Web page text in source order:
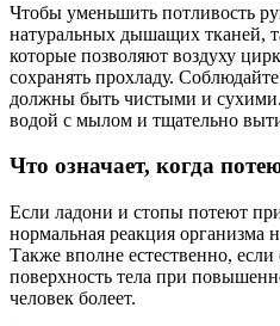
Чтобы уменьшить потливость
натуральных дышащих тканей,
которые позволяют воздуху
сохранять прохладу.
должны быть чистыми и
водой с мылом и тщательно
Что означает, когда
Если ладони и стопы потеют
нормальная реакция организма
Также вполне естественно, если
поверхность тела при
человек болеет.